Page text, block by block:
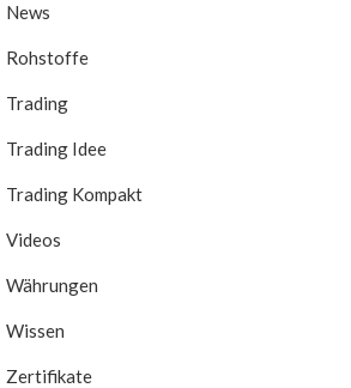
News
Rohstoffe
Trading
Trading Idee
Trading Kompakt
Videos
Währungen
Wissen
Zertifikate